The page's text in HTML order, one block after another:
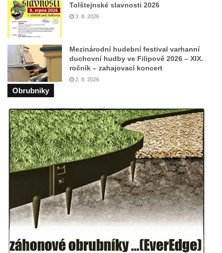
Kašna v parku v Sadové ulici v Dolní
Poustevně
Kašna v lázeňském parku v Bílině-Kyselce
Kašna v parku Václava Havla v Litoměřicích
Kašna v ulici Krajská v Litoměřicích
Hodiny s vodotryskem v ulici Na Valech v
Litoměřicích
Dolní kašna na Mírovém náměstí v
Litoměřicích
Horní kašna na Mírovém náměstí v
Litoměřicích
Kašna na Kostelním náměstí v Litoměřicích
Kašna na schodišti parkánů u jezuitské
koleje v Litoměřicích
Fontána na kruhovém objezdu ulic Bílinská
a Břežánská v Bílině
Kašna před kinem ve Štětí
Tolštejnské slavnosti 2026
3. 8. 2026
Mezinárodní hudební festival varhanní
duchovní hudby ve Filipově 2026 – XIX.
ročník – zahajovací koncert
2. 8. 2026
Obrubniky